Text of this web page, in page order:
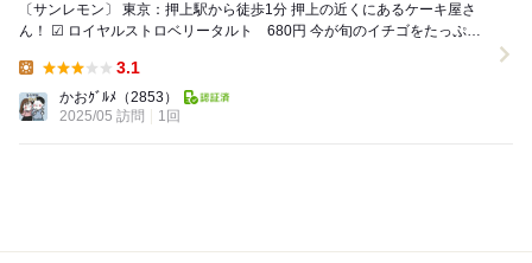
〔サンレモン〕 東京：押上駅から徒歩1分 押上の近くにあるケーキ屋さ
ん！ ☑︎ ロイヤルストロベリータルト 680円 今が旬のイチゴをたっぷり
3.1
かおｸﾞﾙﾒ （2853）
2025/05 訪問
1回